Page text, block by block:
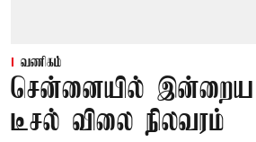
வணிகம்
சென்னையில்
டீசல் விலை நிலவரம்